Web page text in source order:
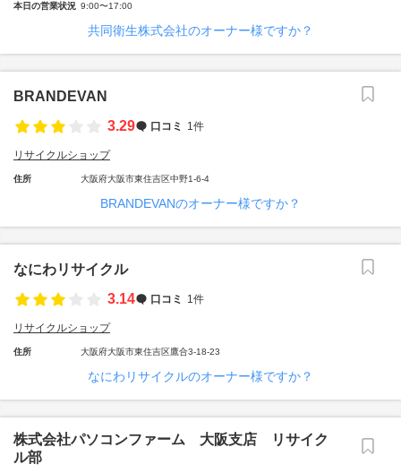
本日の営業状況 9:00〜17:00
共同衛生株式会社のオーナー様ですか？
BRANDEVAN
3.29
口コミ 1件
リサイクルショップ
住所 大阪府大阪市東住吉区中野1-6-4
BRANDEVANのオーナー様ですか？
なにわリサイクル
3.14
口コミ 1件
リサイクルショップ
住所 大阪府大阪市東住吉区鷹合3-18-23
なにわリサイクルのオーナー様ですか？
株式会社パソコンファーム 大阪支店 リサイク
ル部